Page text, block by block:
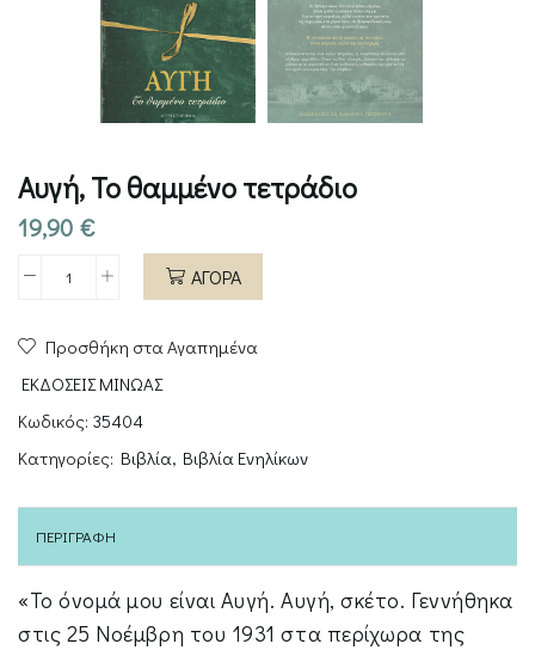
Αυγή, Το θαμμένο τετράδιο
19,90 €
Αυγή,
θαμμένο
τετράδιο
ποσότητα
ΑΓΟΡΑ
Προσθήκη στα Αγαπημένα
ΕΚΔΟΣΕΙΣ ΜΙΝΩΑΣ
Κωδικός: 35404
Κατηγορίες: Βιβλία, Βιβλία Ενηλίκων
ΠΕΡΙΓΡΑΦΉ
«Το όνομά μου είναι Αυγή. Αυγή, σκέτο. Γεννήθηκα
στις 25 Νοέμβρη του 1931 στα περίχωρα της